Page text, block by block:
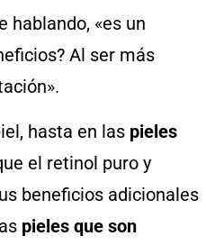
hablando, «es un
Al ser más
hasta en las pieles
el retinol puro y
beneficios adicionales
pieles que son